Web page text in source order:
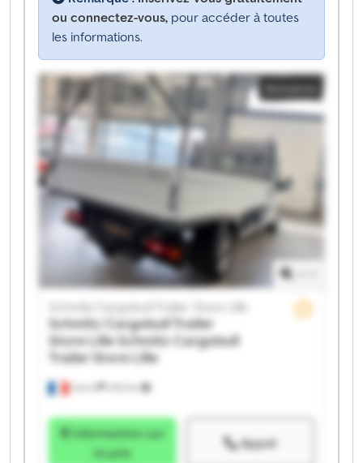
ou connectez-vous, pour accéder à toutes
les informations.
Annonce
Carvin
Schmitz Cargobull Trailer Store Lille
Schmitz Cargobull Trailer
Store Lille Schmitz Cargobull
Trailer Store Lille
Information sur
le prix
Appel